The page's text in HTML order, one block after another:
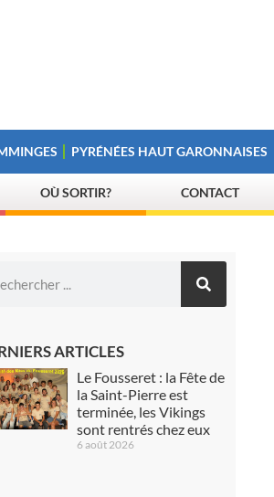
PYRÉNÉES HAUT GARONNAISES
OÙ SORTIR? CONTACT
ARTICLES
Le Fousseret : la Fête de
la Saint-Pierre est
terminée, les Vikings
sont rentrés chez eux
6 août 2026